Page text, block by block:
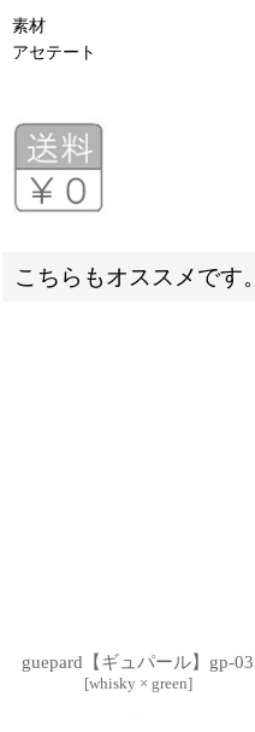
素材
アセテート
こちらもオススメです。
guepard【ギュパール】gp-03
[whisky × green]